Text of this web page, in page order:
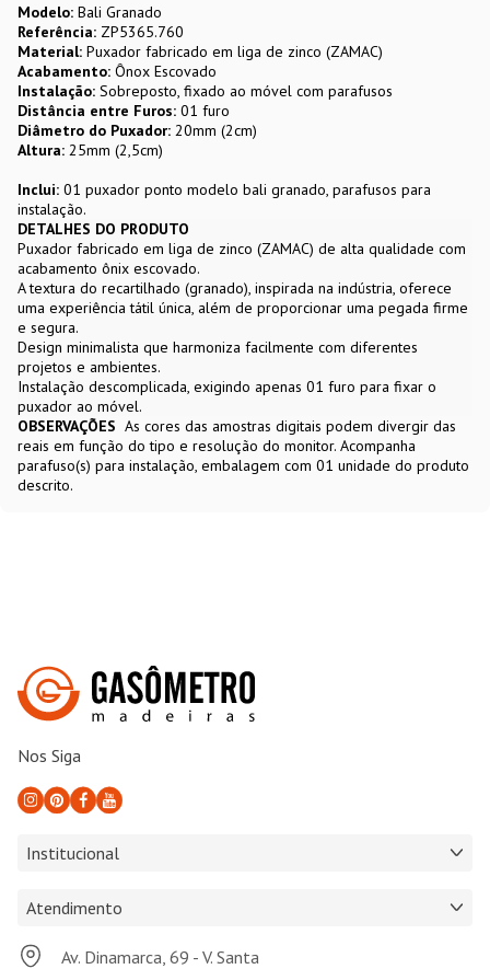
Modelo: Bali Granado
Referência: ZP5365.760
Material: Puxador fabricado em liga de zinco (ZAMAC)
Acabamento: Ônox Escovado
Instalação: Sobreposto, fixado ao móvel com parafusos
Distância entre Furos: 01 furo
Diâmetro do Puxador: 20mm (2cm)
Altura: 25mm (2,5cm)
Inclui: 01 puxador ponto modelo bali granado, parafusos para
instalação.
DETALHES DO PRODUTO
Puxador fabricado em liga de zinco (ZAMAC) de alta qualidade com
acabamento ônix escovado.
A textura do recartilhado (granado), inspirada na indústria, oferece
uma experiência tátil única, além de proporcionar uma pegada firme
e segura.
Design minimalista que harmoniza facilmente com diferentes
projetos e ambientes.
Instalação descomplicada, exigindo apenas 01 furo para fixar o
puxador ao móvel.
OBSERVAÇÕES As cores das amostras digitais podem divergir das
reais em função do tipo e resolução do monitor. Acompanha
parafuso(s) para instalação, embalagem com 01 unidade do produto
descrito.
Nos Siga
Institucional
Atendimento
Av. Dinamarca, 69 - V. Santa